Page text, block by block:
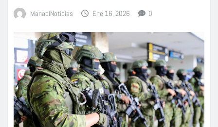
ManabiNoticias Ene 16, 2026 0